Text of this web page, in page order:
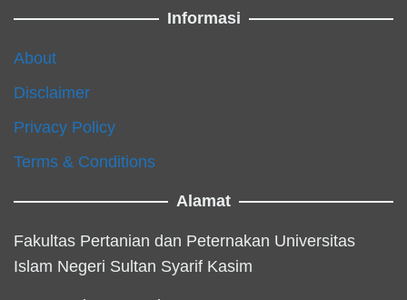
Informasi
About
Disclaimer
Privacy Policy
Terms & Conditions
Alamat
Fakultas Pertanian dan Peternakan Universitas
Islam Negeri Sultan Syarif Kasim